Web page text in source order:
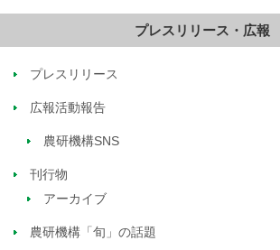
プレスリリース・広報
プレスリリース
広報活動報告
農研機構SNS
刊行物
アーカイブ
農研機構「旬」の話題